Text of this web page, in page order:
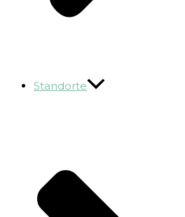
Standorte